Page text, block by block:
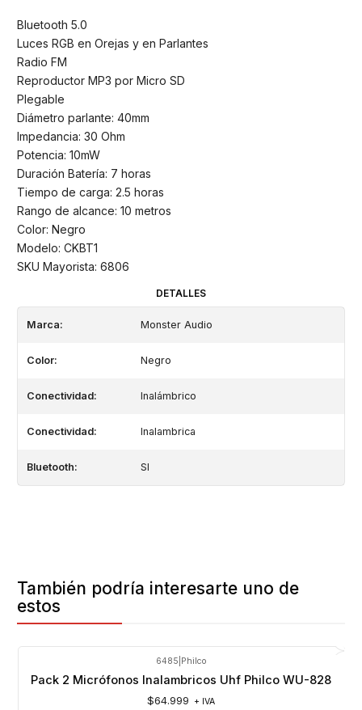
Bluetooth 5.0
Luces RGB en Orejas y en Parlantes
Radio FM
Reproductor MP3 por Micro SD
Plegable
Diámetro parlante: 40mm
Impedancia: 30 Ohm
Potencia: 10mW
Duración Batería: 7 horas
Tiempo de carga: 2.5 horas
Rango de alcance: 10 metros
Color: Negro
Modelo: CKBT1
SKU Mayorista: 6806
DETALLES
Marca: Monster Audio
Color: Negro
Conectividad: Inalámbrico
Conectividad: Inalambrica
Bluetooth: SI
También podría interesarte uno de
estos
6485 Philco
Pack 2 Micrófonos Inalambricos Uhf Philco WU-828
$64.999 + IVA